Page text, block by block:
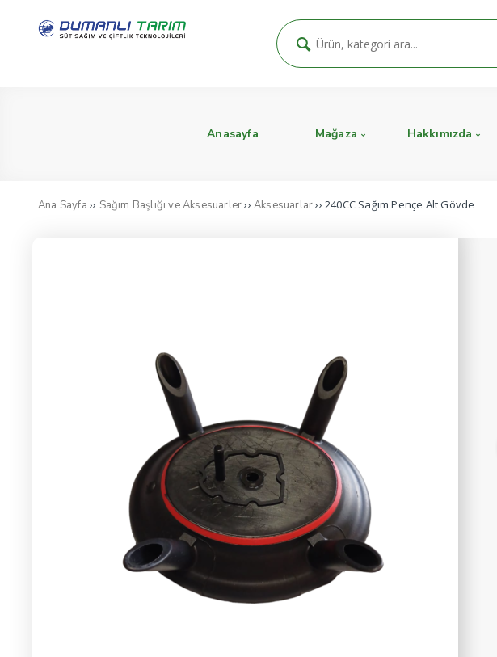
Anasayfa Mağaza Hakkımızda
Ana Sayfa ›› Sağım Başlığı ve Aksesuarler››Aksesuarlar›› 240CC Sağım Pençe Alt Gövde